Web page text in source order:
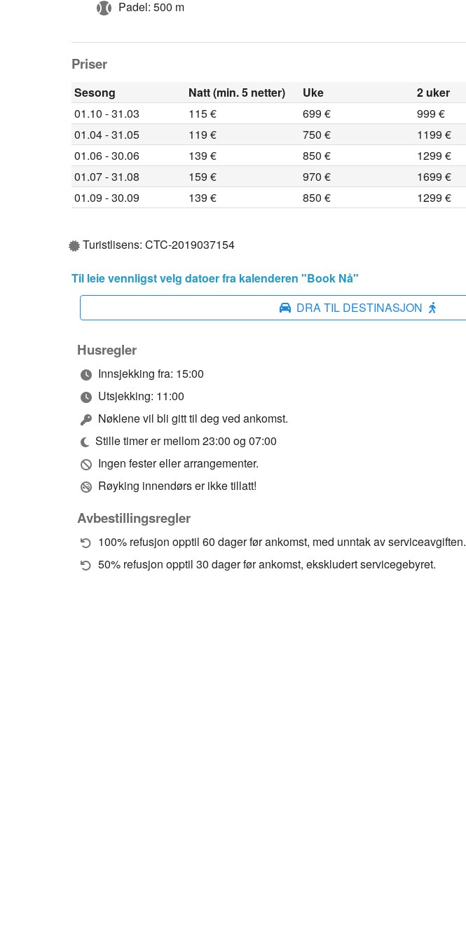
Padel: 500 m
Priser
Sesong Natt (min. 5 netter) Uke 2 uker
01.10 - 31.03
115 € 699 € 999 €
01.04 - 31.05
119 € 750 €
1199 €
01.06 - 30.06
139 € 850 €
1299 €
01.07 - 31.08
159 € 970 €
1699 €
01.09 - 30.09
139 € 850 € 1299 €
Turistlisens: CTC-2019037154
Til leie vennligst velg datoer fra kalenderen "Book Nå"
DRA TIL DESTINASJON
Husregler
Innsjekking fra: 15:00
Utsjekking: 11:00
Nøklene vil bli gitt til deg ved ankomst.
Stille timer er mellom 23:00 og 07:00
Ingen fester eller arrangementer.
Røyking innendørs er ikke tillatt!
Avbestillingsregler
100% refusjon opptil 60 dager før ankomst, med unntak av serviceavgiften.
50% refusjon opptil 30 dager før ankomst, ekskludert servicegebyret.